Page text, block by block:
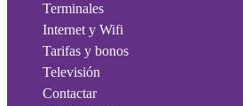
Terminales
Internet y Wifi
Tarifas y bonos
Televisión
Contactar